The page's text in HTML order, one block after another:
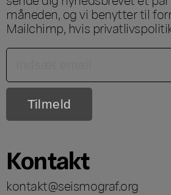
måneden, og vi benytter til
Mailchimp, hvis
Kontakt
kontakt@seismograf.org